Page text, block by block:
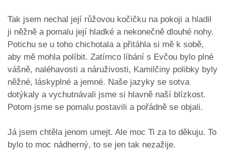
Tak jsem nechal její růžovou kočičku na pokoji a hladil
ji něžně a pomalu její hladké a nekonečně dlouhé nohy.
Potichu se u toho chichotala a přitáhla si mě k sobě,
aby mě mohla políbit. Zatímco líbání s Evčou bylo plné
vášně, naléhavosti a náruživosti, Kamilčiny polibky byly
něžné, láskyplné a jemné. Naše jazyky se sotva
dotýkaly a vychutnávali jsme si hlavně naší blízkost.
Potom jsme se pomalu postavili a pořádně se objali.
Já jsem chtěla jenom umejt. Ale moc Ti za to děkuju. To
bylo to moc nádherný, to se jen tak nezažije.